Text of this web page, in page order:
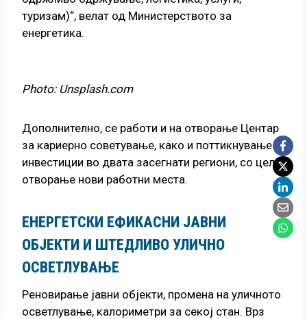
туризам)“, велат од Министерството за
енергетика.
Photo: Unsplash.com
Дополнително, се работи и на отворање Центар
за кариерно советување, како и поттикнување
инвестиции во двата засегнати региони, со цел
отворање нови работни места.
ЕНЕРГЕТСКИ ЕФИКАСНИ ЈАВНИ
ОБЈЕКТИ И ШТЕДЛИВО УЛИЧНО
ОСВЕТЛУВАЊЕ
Реновирање јавни објекти, промена на уличното
осветлување, калориметри за секој стан. Врз